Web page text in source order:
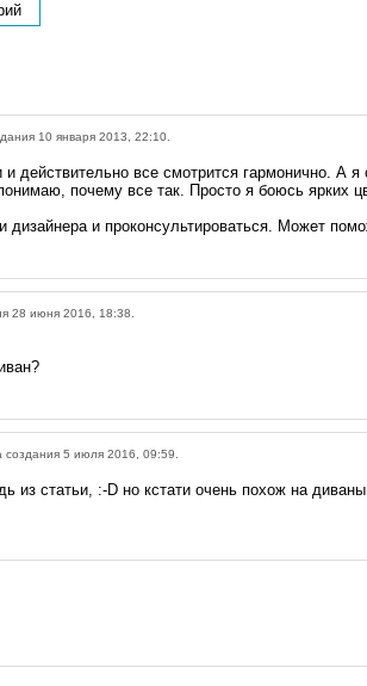
10 января 2013, 22:10.
и действительно все смотрится гармонично. А
почему все так. Просто я боюсь ярких
дизайнера и проконсультироваться. Может
28 июня 2016, 18:38.
создания 5 июля 2016, 09:59.
из статьи, :-D но кстати очень похож на